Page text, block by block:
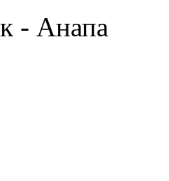
- Анапа